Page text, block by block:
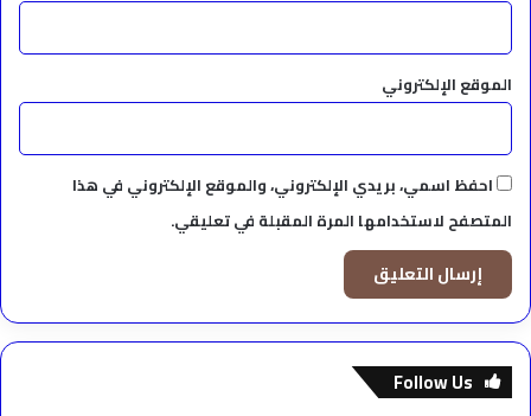
الموقع الإلكتروني
احفظ اسمي، بريدي الإلكتروني، والموقع الإلكتروني في هذا
المتصفح لاستخدامها المرة المقبلة في تعليقي.
Follow Us